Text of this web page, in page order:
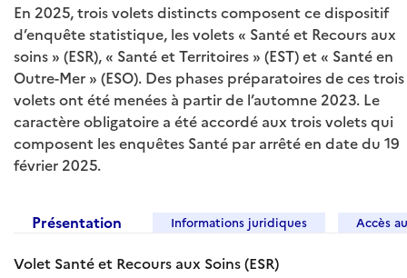
En 2025, trois volets distincts composent ce dispositif
d’enquête statistique, les volets « Santé et Recours aux
soins » (ESR), « Santé et Territoires » (EST) et « Santé en
Outre-Mer » (ESO). Des phases préparatoires de ces trois
volets ont été menées à partir de l’automne 2023. Le
caractère obligatoire a été accordé aux trois volets qui
composent les enquêtes Santé par arrêté en date du 19
février 2025.
Présentation Informations juridiques Accès
Volet Santé et Recours aux Soins (ESR)